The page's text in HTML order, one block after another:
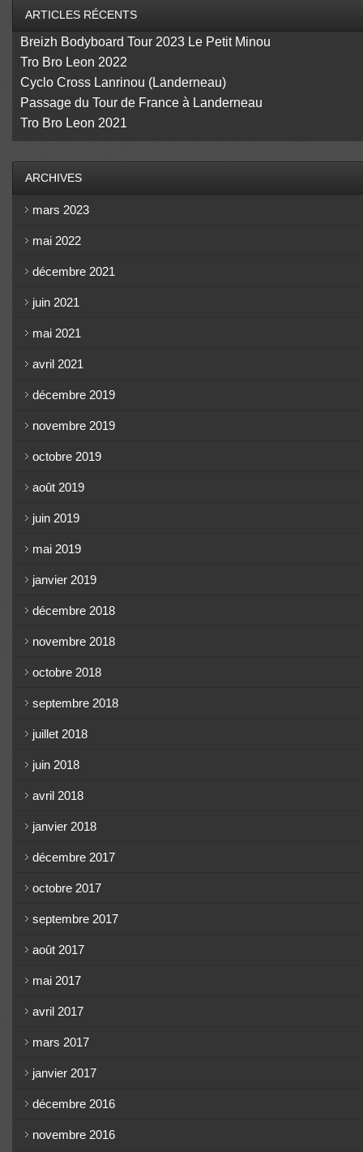
ARTICLES RÉCENTS
Breizh Bodyboard Tour 2023 Le Petit Minou
Tro Bro Leon 2022
Cyclo Cross Lanrinou (Landerneau)
Passage du Tour de France à Landerneau
Tro Bro Leon 2021
ARCHIVES
mars 2023
mai 2022
décembre 2021
juin 2021
mai 2021
avril 2021
décembre 2019
novembre 2019
octobre 2019
août 2019
juin 2019
mai 2019
janvier 2019
décembre 2018
novembre 2018
octobre 2018
septembre 2018
juillet 2018
juin 2018
avril 2018
janvier 2018
décembre 2017
octobre 2017
septembre 2017
août 2017
mai 2017
avril 2017
mars 2017
janvier 2017
décembre 2016
novembre 2016